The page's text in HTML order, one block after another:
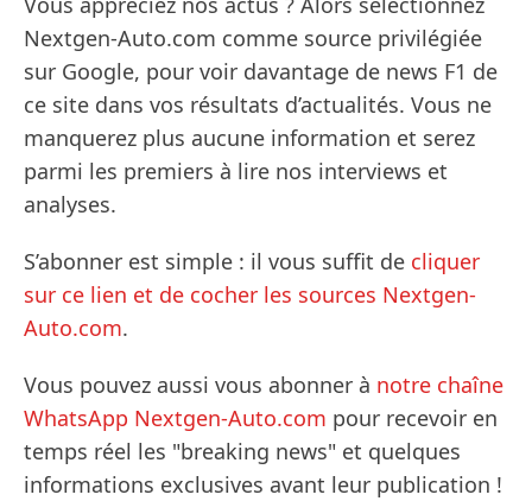
Nextgen-Auto.com comme source privilégiée
sur Google, pour voir davantage de news F1 de
ce site dans vos résultats d’actualités. Vous ne
manquerez plus aucune information et serez
parmi les premiers à lire nos interviews et
analyses.
S’abonner est simple : il vous suffit de cliquer
sur ce lien et de cocher les sources Nextgen-
Auto.com.
Vous pouvez aussi vous abonner à notre chaîne
WhatsApp Nextgen-Auto.com pour recevoir en
temps réel les "breaking news" et quelques
informations exclusives avant leur publication !